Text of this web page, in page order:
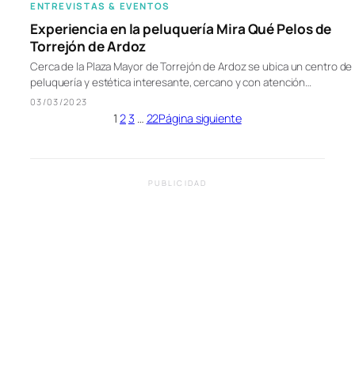
ENTREVISTAS & EVENTOS
Experiencia en la peluquería Mira Qué Pelos de
Torrejón de Ardoz
Cerca de la Plaza Mayor de Torrejón de Ardoz se ubica un centro de
peluquería y estética interesante, cercano y con atención…
03/03/2023
1 23 … 22Página siguiente
PUBLICIDAD